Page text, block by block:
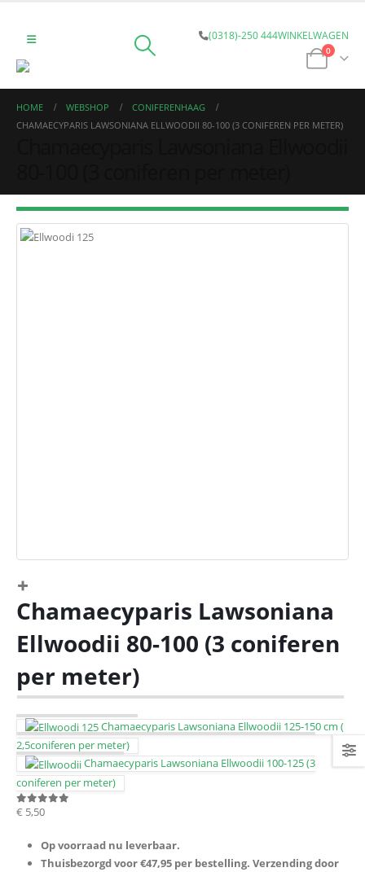
(0318)-250 444WINKELWAGEN
0
HOME WEBSHOP
CONIFERENHAAG
CHAMAECYPARIS LAWSONIANA ELLWOODII 80-100 (3 CONIFEREN PER METER)
Chamaecyparis Lawsoniana
Ellwoodii 80-100 (3 coniferen
per meter)
Chamaecyparis Lawsoniana Ellwoodii 125-150 cm (
2,5coniferen per meter)
Chamaecyparis Lawsoniana Ellwoodii 100-125 (3
coniferen per meter)
0 out of 5
€ 5,50
Op voorraad nu leverbaar.
Thuisbezorgd voor €47,95 per bestelling. Verzending door